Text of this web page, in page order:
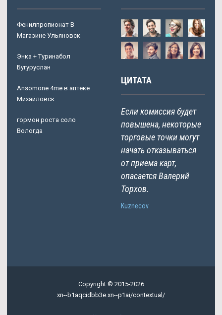
Фенилпропионат В
Магазине Ульяновск
Энка + Туринабол
Бугуруслан
Ansomone 4me в аптеке
Михайловск
гормон роста соло
Вологда
ЦИТАТА
Если комиссия будет
повышена, некоторые
торговые точки могут
начать отказываться
от приема карт,
опасается Валерий
Торхов.
Kuznecov
Copyright © 2015-2026
xn--b1aqcidbb3e.xn--p1ai/contextual/